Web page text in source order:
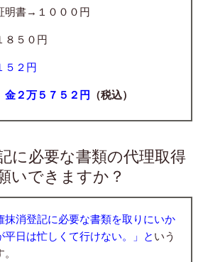
→１０００円
０円
５２円
金２万５７５２円 （税込）
に必要な書類の代理取得
いできますか？
抹消登記に必要な書類を取りにいか
平日は忙しくて行けない。」と いう